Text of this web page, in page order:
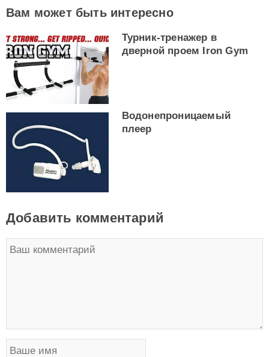
Вам может быть интересно
Турник-тренажер в
дверной проем Iron Gym
Водонепроницаемый
плеер
Добавить комментарий